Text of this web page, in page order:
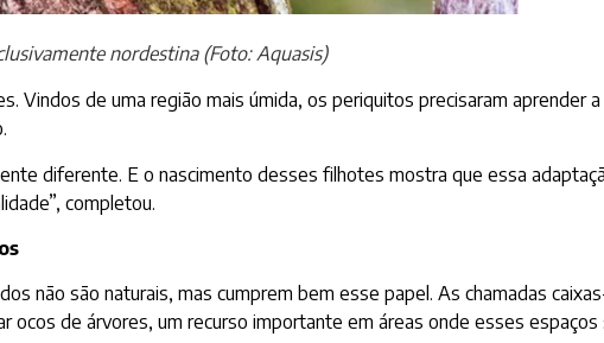
nordestina (Foto: Aquasis)
Vindos de uma região mais úmida, os periquitos precisaram aprender
diferente. E o nascimento desses filhotes mostra que essa
completou.
não são naturais, mas cumprem bem esse papel. As chamadas
ocos de árvores, um recurso importante em áreas onde esses espaços